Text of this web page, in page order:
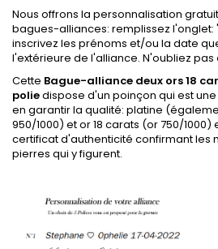
Nous offrons la personnalisation
bagues-alliances: remplissez l'onglet:
inscrivez les prénoms et/ou la date
l'extérieure de l'alliance. N'oubliez
Cette Bague-alliance deux ors 18
poliedispose d'un poinçon qui est
en garantir la qualité: platine
950/1000) et or 18 carats (or 750/1000)
certificat d'authenticité confirmant les
pierres qui y figurent.